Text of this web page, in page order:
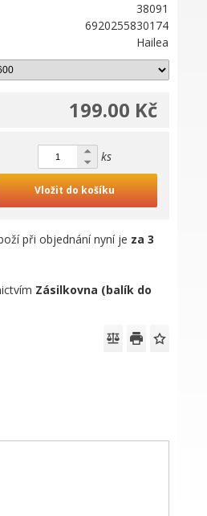
38091
6920255830174
Hailea
199.00 Kč
ks
Vložit do košíku
při objednání nyní je za 3
Zásilkovna (balík do